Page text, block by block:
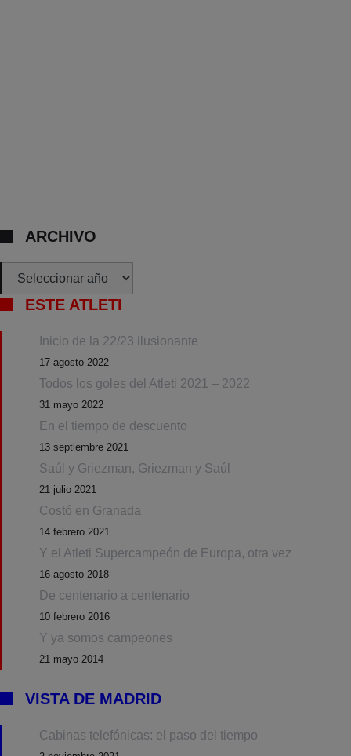
ARCHIVO
Archivos
ESTE ATLETI
Inicio de la 22/23 ilusionante
17 agosto 2022
Todos los goles del Atleti 2021 – 2022
31 mayo 2022
En el tiempo de descuento
13 septiembre 2021
Saúl y Griezman, Griezman y Saúl
21 julio 2021
Costó en Granada
14 febrero 2021
Y el Atleti Supercampeón de Europa, otra vez
16 agosto 2018
De centenario a centenario
10 febrero 2016
Y ya somos campeones
21 mayo 2014
VISTA DE MADRID
Cabinas telefónicas: el paso del tiempo